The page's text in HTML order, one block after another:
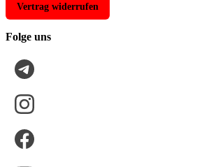
Vertrag widerrufen
Folge uns